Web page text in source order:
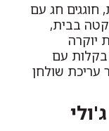
חג עם
בבית,
יוקרה
בקלות עם
עריכת שולחן